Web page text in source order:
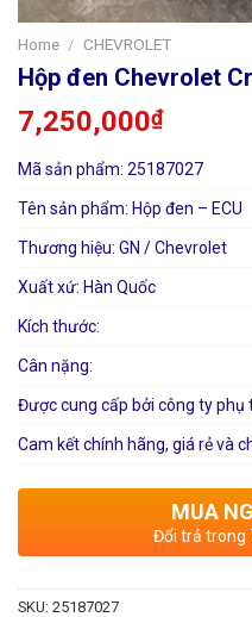
Home / CHEVROLET
Hộp đen Chevrolet
7,250,000₫
Mã sản phẩm: 25187027
Tên sản phẩm: Hộp đen – ECU
Thương hiệu: GN / Chevrolet
Xuất xứ: Hàn Quốc
Kích thước:
Cân nặng:
Được cung cấp bởi công ty phụ
Cam kết chính hãng, giá rẻ và
MUA
Đổi trả trong
SKU: 25187027